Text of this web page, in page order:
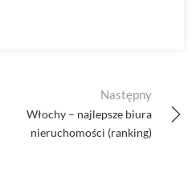
Następny
Włochy – najlepsze biura
nieruchomości (ranking)